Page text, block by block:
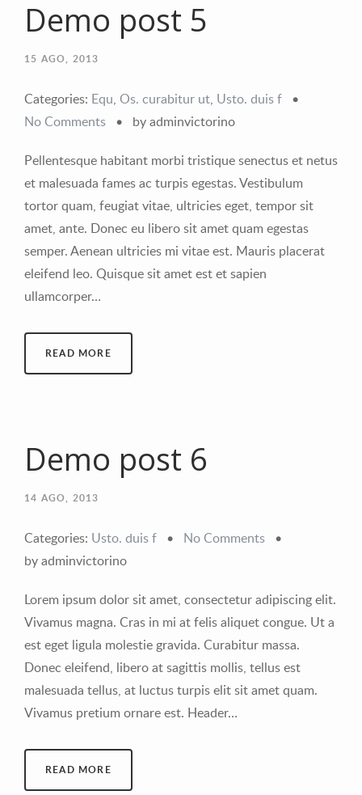
Demo post 5
15 AGO, 2013
Categories: Equ, Os. curabitur ut, Usto. duis f •
No Comments • by adminvictorino
Pellentesque habitant morbi tristique senectus et netus
et malesuada fames ac turpis egestas. Vestibulum
tortor quam, feugiat vitae, ultricies eget, tempor sit
amet, ante. Donec eu libero sit amet quam egestas
semper. Aenean ultricies mi vitae est. Mauris placerat
eleifend leo. Quisque sit amet est et sapien
ullamcorper…
READ MORE
Demo post 6
14 AGO, 2013
Categories: Usto. duis f • No Comments •
by adminvictorino
Lorem ipsum dolor sit amet, consectetur adipiscing elit.
Vivamus magna. Cras in mi at felis aliquet congue. Ut a
est eget ligula molestie gravida. Curabitur massa.
Donec eleifend, libero at sagittis mollis, tellus est
malesuada tellus, at luctus turpis elit sit amet quam.
Vivamus pretium ornare est. Header…
READ MORE